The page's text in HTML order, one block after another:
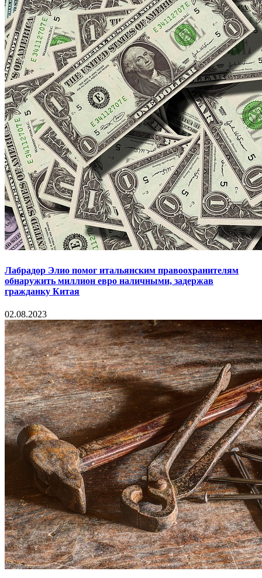
Лабрадор Элио помог итальянским правоохранителям
обнаружить миллион евро наличными, задержав
гражданку Китая
02.08.2023